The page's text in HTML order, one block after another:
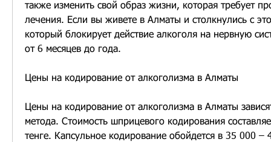
также изменить свой образ жизни, которая требует
лечения. Если вы живете в Алматы и столкнулись с
который блокирует действие алкоголя на нервную
от 6 месяцев до года.
Цены на кодирование от алкоголизма в Алматы
Цены на кодирование от алкоголизма в Алматы
метода. Стоимость шприцевого кодирования
тенге. Капсульное кодирование обойдется в 35 000 –